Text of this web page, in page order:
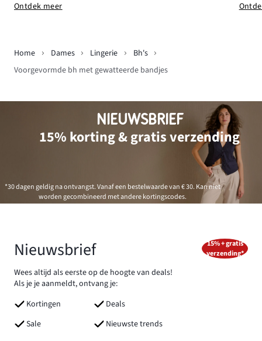
Ontdek meer
Home Dames Lingerie
Bh's
Voorgevormde bh met gewatteerde bandjes
NIEUWSBRIEF
15% korting & gratis verzending
*30 dagen geldig na ontvangst. Vanaf een bestelwaarde van € 30. Kan niet
worden gecombineerd met andere kortingscodes.
Nieuwsbrief
Wees altijd als eerste op de hoogte van deals!
Als je je aanmeldt, ontvang je:
Kortingen
Deals
Sale
Nieuwste trends
15% + gratis
verzending*